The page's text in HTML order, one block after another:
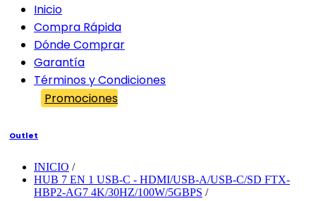
Inicio
Compra Rápida
Dónde Comprar
Garantía
Términos y Condiciones
Promociones
Outlet
INICIO /
HUB 7 EN 1 USB-C - HDMI/USB-A/USB-C/SD FTX-
HBP2-AG7 4K/30HZ/100W/5GBPS /